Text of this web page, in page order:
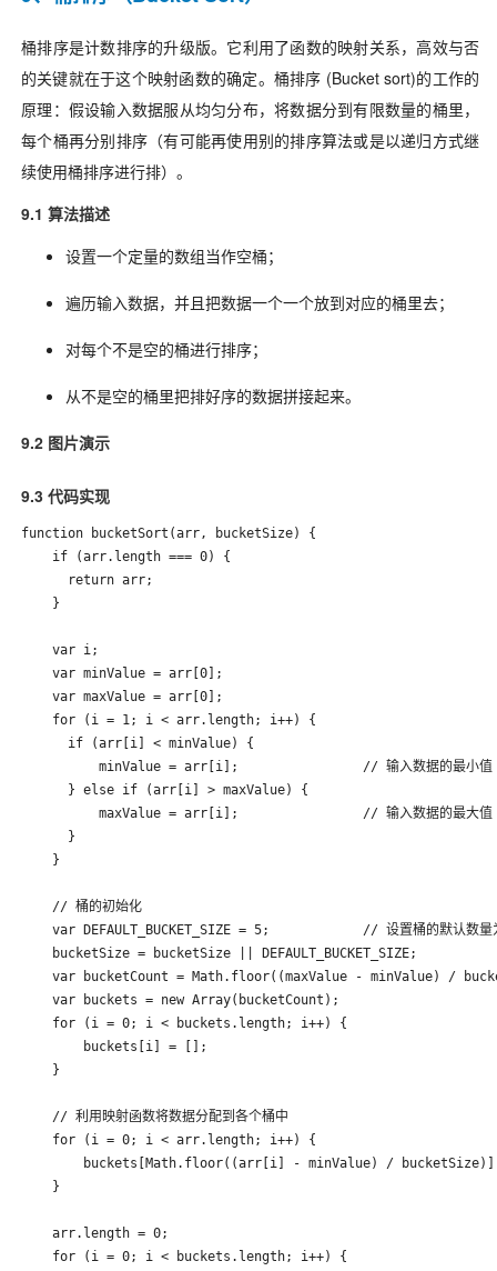
桶排序是计数排序的升级版。它利用了函数的映射关系，高效与否
的关键就在于这个映射函数的确定。桶排序 (Bucket sort)的工作的
原理：假设输入数据服从均匀分布，将数据分到有限数量的桶里，
每个桶再分别排序（有可能再使用别的排序算法或是以递归方式继
续使用桶排序进行排）。
9.1 算法描述
设置一个定量的数组当作空桶；
遍历输入数据，并且把数据一个一个放到对应的桶里去；
对每个不是空的桶进行排序；
从不是空的桶里把排好序的数据拼接起来。
9.2 图片演示
9.3 代码实现
function bucketSort(arr, bucketSize) {
    if (arr.length === 0) {
      return arr;
    }
    var i;
    var minValue = arr[0];
    var maxValue = arr[0];
    for (i = 1; i < arr.length; i++) {
      if (arr[i] < minValue) {
          minValue = arr[i];                // 输入数据的最小值
      } else if (arr[i] > maxValue) {
          maxValue = arr[i];                // 输入数据的最大值
      }
    }
    // 桶的初始化
var DEFAULT_BUCKET_SIZE = 5;            // 设置桶的默认数量
    bucketSize = bucketSize || DEFAULT_BUCKET_SIZE;
var bucketCount = Math.floor((maxValue - minValue) /
    var buckets = new Array(bucketCount);
    for (i = 0; i < buckets.length; i++) {
        buckets[i] = [];
    }
    // 利用映射函数将数据分配到各个桶中
    for (i = 0; i < arr.length; i++) {
buckets[Math.floor((arr[i] - minValue) /
    }
    arr.length = 0;
    for (i = 0; i < buckets.length; i++) {